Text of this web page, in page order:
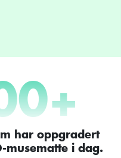
+
har oppgradert
musematte i dag.